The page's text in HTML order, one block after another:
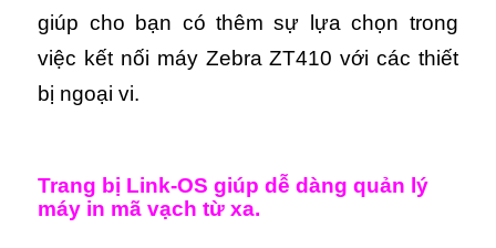
giúp cho bạn có thêm sự lựa chọn trong
việc kết nối máy Zebra ZT410 với các thiết
bị ngoại vi.
Trang bị Link-OS giúp dễ dàng quản lý
máy in mã vạch từ xa.